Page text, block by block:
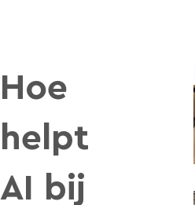
Hoe
helpt
AI bij